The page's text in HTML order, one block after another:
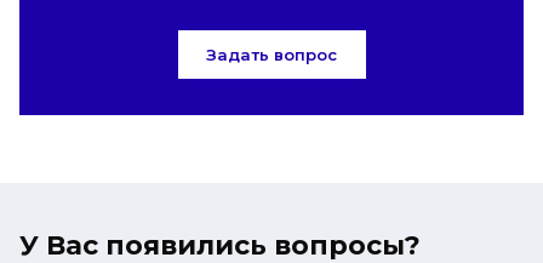
Задать вопрос
У Вас появились вопросы?